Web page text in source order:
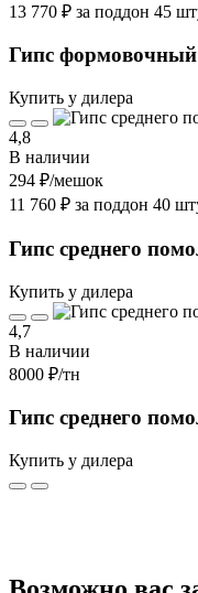
13 770 ₽ за поддон 45
Гипс формовочный
Купить у дилера
4,8
В наличии
294 ₽/мешок
11 760 ₽ за поддон 40
Гипс среднего
Купить у дилера
4,7
В наличии
8000 ₽/тн
Гипс среднего
Купить у дилера